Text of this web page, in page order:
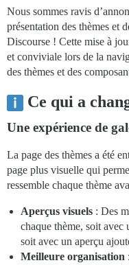
Nous sommes ravis
présentation des thèmes et
Discourse ! Cette mise à
et conviviale lors de la
des thèmes et des
Ce qui a
Une expérience de
La page des thèmes a été
page plus visuelle qui
ressemble chaque thème
Aperçus visuels : Des
chaque thème, soit avec
soit avec un aperçu
Meilleure organisation